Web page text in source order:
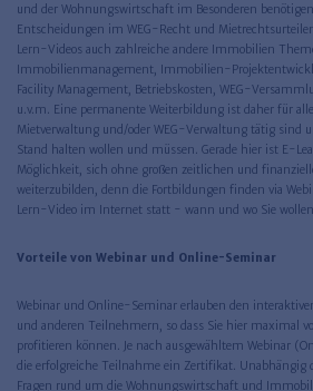
und der Wohnungswirtschaft im Besonderen
Entscheidungen im WEG-Recht und
Lern-Videos auch zahlreiche andere Immobilien
Immobilienmanagement, Immobilien-
Facility Management, Betriebskosten, WEG-
u.v.m. Eine permanente Weiterbildung ist daher für
Mietverwaltung und/oder WEG-Verwaltung tätig sind
Stand halten wollen und müssen. Gerade hier ist E-
Möglichkeit, sich ohne großen zeitlichen und
weiterzubilden, denn die Fortbildungen finden via
Lern-Video im Internet statt - wann und wo Sie
Vorteile von Webinar und Online-Seminar
Webinar und Online-Seminar erlauben den
und anderen Teilnehmern, so dass Sie hier maximal
profitieren können. Je nach ausgewähltem Webinar
die erfolgreiche Teilnahme ein Zertifikat. Unabhängig
Fragen rund um die Wohnungswirtschaft und